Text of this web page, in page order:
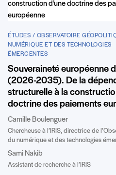
ÉTUDES / OBSERVATOIRE
NUMÉRIQUE ET DES TECHNOLOGIES
ÉMERGENTES
Souveraineté européenne
(2026-2035). De la
structurelle à la
doctrine des paiements
Camille Boulenguer
Chercheuse à l’IRIS, directrice de
du numérique et des technologies
Sami Nakib
Assistant de recherche à l’IRIS